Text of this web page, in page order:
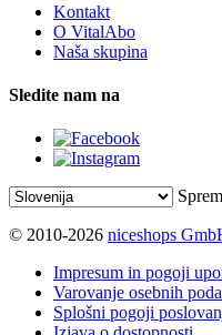
Kontakt
O VitalAbo
Naša skupina
Sledite nam na
© 2010-2026 niceshops
Impresum in pogoji
Varovanje osebnih
Splošni pogoji